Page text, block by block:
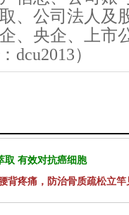
、公司法人
、央企、上市
dcu2013）
取 有效对抗癌细胞
背疼痛，防治骨质疏松立竿